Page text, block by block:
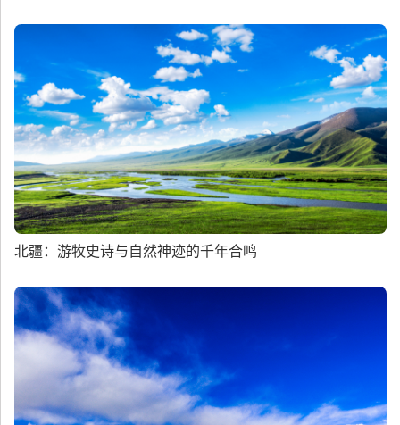
北疆：游牧史诗与自然神迹的千年合鸣